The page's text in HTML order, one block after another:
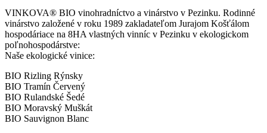
VINKOVA® BIO vinohradníctvo a vinárstvo v Pezinku. Rodinné
vinárstvo založené v roku 1989 zakladateľom Jurajom Košťálom
hospodáriace na 8HA vlastných vinníc v Pezinku v ekologickom
poľnohospodárstve:
Naše ekologické vinice:
BIO Rizling Rýnsky
BIO Tramín Červený
BIO Rulandské Šedé
BIO Moravský Muškát
BIO Sauvignon Blanc